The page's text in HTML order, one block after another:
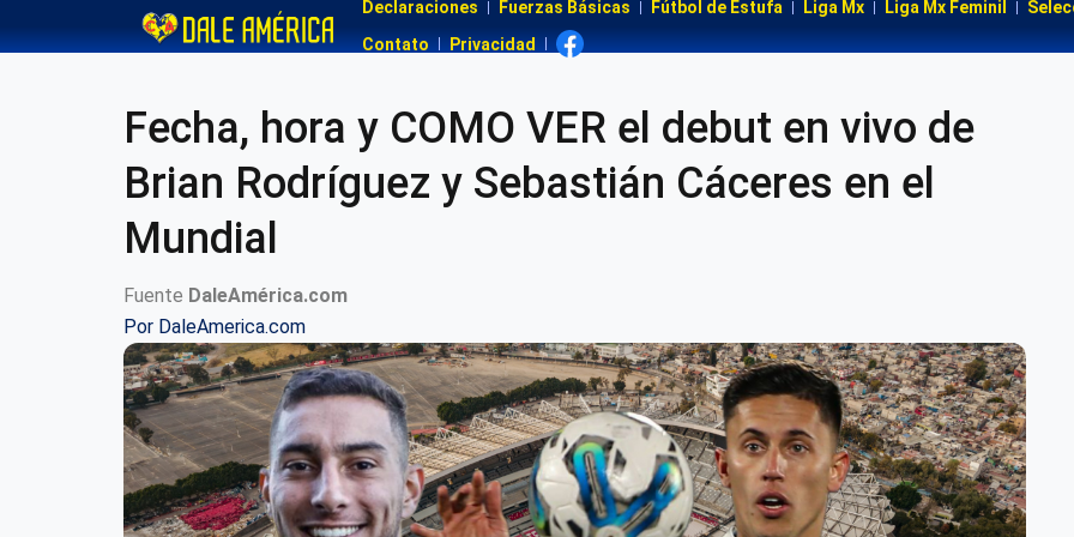
Declaraciones Fuerzas Básicas Fútbol de Estufa Liga Mx Liga Mx Feminil
Contato
Privacidad
Fecha, hora y COMO VER el debut en vivo de
Brian Rodríguez y Sebastián Cáceres en el
Mundial
Fuente DaleAmérica.com
Por DaleAmerica.com